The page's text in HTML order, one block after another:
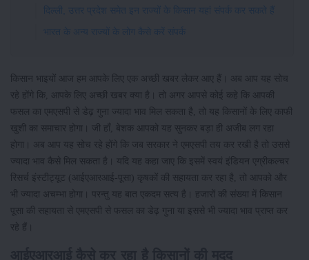
दिल्‍ली, उत्तर प्रदेश समेत इन राज्‍यों के किसान यहां संपर्क कर सकते हैं
भारत के अन्‍य राज्‍यों के लोग कैसे करें संपर्क
किसान भाइयों आज हम आपके लिए एक अच्छी खबर लेकर आए हैं। अब आप यह सोच
रहे होंगे कि, आपके लिए अच्छी खबर क्या है। तो अगर आपसे कोई कहे कि आपकी
फसल का एमएसपी से डेढ़ गुना ज्‍यादा भाव मिल सकता है, तो यह किसानों के लिए काफी
खुशी का समाचार होगा। जी हाँ, बेशक आपको यह सुनकर बड़ा ही अजीब लग रहा
होगा। अब आप यह सोच रहे होंगे कि जब सरकार ने एमएसपी तय कर रखी है तो उससे
ज्‍यादा भाव कैसे मिल सकता है। यदि यह कहा जाए कि इसमें स्‍वयं इंडियन एग्रीकल्‍चर
रिसर्च इंस्‍टीट्यूट (आईएआरआई-पूसा) कृषकों की सहायता कर रहा है, तो आपको और
भी ज्यादा अचम्भा होगा। परन्तु यह बात एकदम सत्य है। हजारों की संख्या में किसान
पूसा की सहायता से एमएसपी से फसल का डेढ़ गुना या इससे भी ज्यादा भाव प्राप्त कर
रहे हैं।